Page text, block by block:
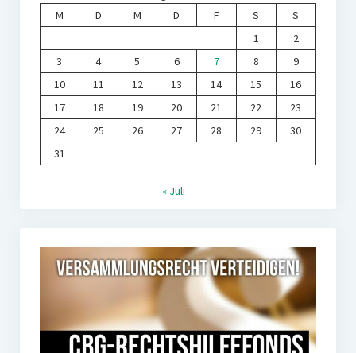
M
D M D F S
S
1
2
3
4 5 6 7 8
9
10
11 12 13 14 15
16
17
18 19 20 21 22
23
24
25 26 27 28 29
30
31
« Juli